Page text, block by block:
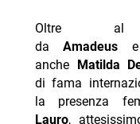
Oltre al
daAmadeus
anche
Matilda
di fama
la presenza
Lauro,